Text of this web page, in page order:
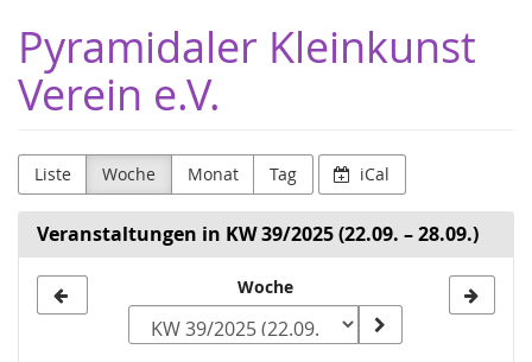
Haupt-
Inhalt
springen
Pyramidaler Kleinkunst
Verein e.V.
Liste Woche Monat Tag iCal
Veranstaltungen in KW 39/2025 (22.09. – 28.09.)
zur
Woche